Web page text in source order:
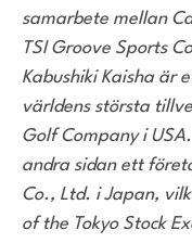
samarbete mellan
TSI Groove Sports
Kabushiki Kaisha är
världens största
Golf Company i
andra sidan ett
Co., Ltd. i Japan,
of the Tokyo Stock